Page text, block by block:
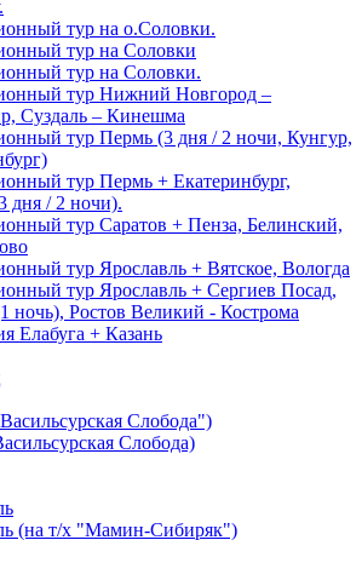
тур на о.Соловки.
тур на Соловки
тур на Соловки.
тур Нижний Новгород –
Суздаль – Кинешма
тур Пермь (3 дня / 2 ночи, Кунгур,
тур Пермь + Екатеринбург,
дня / 2 ночи).
тур Саратов + Пенза, Белинский,
тур Ярославль + Вятское, Вологда
тур Ярославль + Сергиев Посад,
ночь), Ростов Великий - Кострома
Елабуга + Казань
Слобода")
Слобода)
(на т/х "Мамин-Сибиряк")